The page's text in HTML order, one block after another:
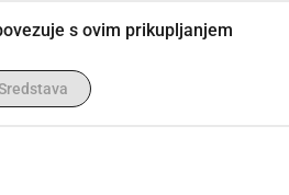
s ovim prikupljanjem